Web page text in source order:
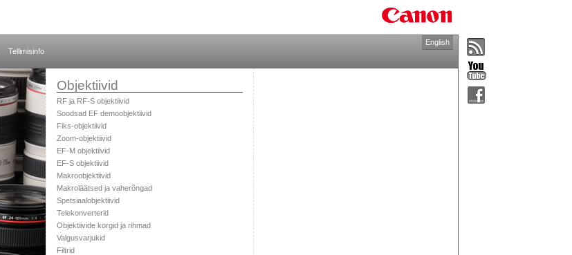
Tellimisinfo
English
Objektiivid
RF ja RF-S objektiivid
Soodsad EF demoobjektiivid
Fiks-objektiivid
Zoom-objektiivid
EF-M objektiivid
EF-S objektiivid
Makroobjektiivid
Makroläätsed ja vaherõngad
Spetsiaalobjektiivid
Telekonverterid
Objektiivide korgid ja rihmad
Valgusvarjukid
Filtrid